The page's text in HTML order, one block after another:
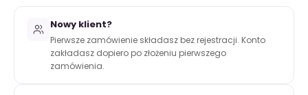
Nowy klient?
Pierwsze zamówienie składasz bez rejestracji. Konto
zakładasz dopiero po złożeniu pierwszego
zamówienia.